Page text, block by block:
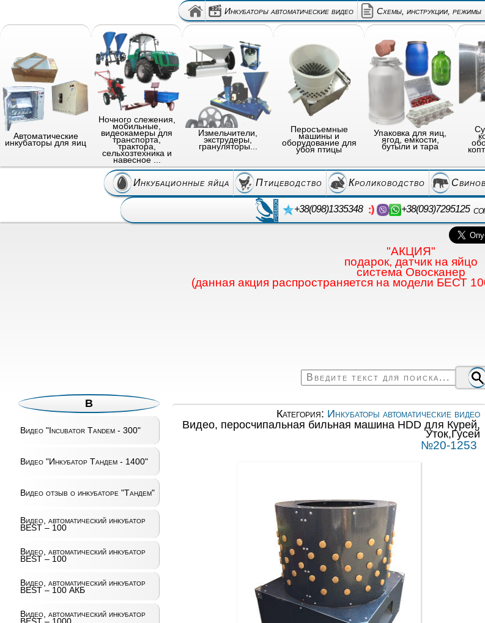
Инкубаторы автоматические видео Схемы, инструкции, режимы
Автоматические
инкубаторы для яиц
Ночного слежения,
мобильные,
видеокамеры для
транспорта,
трактора,
сельхозтехника и
навесное ...
Измельчители,
экструдеры,
грануляторы...
Перосъемные
машины и
оборудование для
убоя птицы
Упаковка для яиц,
ягод, емкости,
бутыли и тара
Инкубационные яйца Птицеводство Кролиководство
+38(098)1335348 +38(093)7295125
"АКЦИЯ"
подарок, датчик на яйцо
система Овосканер
(данная акция распространяется на модели БЕСТ
В
Видео "Incubator Tandem - 300"
Видео "Инкубатор Тандем - 1400"
Видео отзыв о инкубаторе "Тандем"
Видео, автоматический инкубатор
BEST – 100
Видео, автоматический инкубатор
BEST – 100
Видео, автоматический инкубатор
BEST – 100 АКБ
Видео, автоматический инкубатор
Категория: Инкубаторы автоматические видео
Видео, перосчипальная бильная машина HDD для Курей,
Уток,Гусей
№20-1253